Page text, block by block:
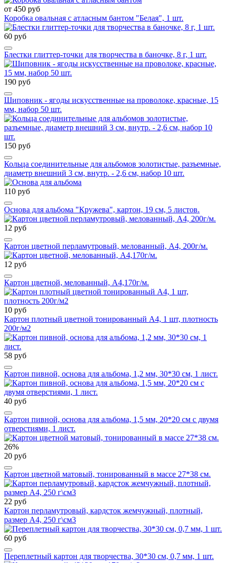
от 450 руб
Коробка овальная с атласным бантом "Белая", 1 шт.
60 руб
Блестки глиттер-точки для творчества в баночке, 8 г, 1 шт.
190 руб
Шиповник - ягоды искусственные на проволоке, красные, 15
мм, набор 50 шт.
150 руб
Кольца соединительные для альбомов золотистые, разъемные,
диаметр внешний 3 см, внутр. - 2,6 см, набор 10 шт.
110 руб
Основа для альбома "Кружева", картон, 19 см, 5 листов.
12 руб
Картон цветной перламутровый, мелованный, А4, 200г/м.
12 руб
Картон цветной, мелованный, А4,170г/м.
10 руб
Картон плотный цветной тонированный А4, 1 шт, плотность
200г/м2
58 руб
Картон пивной, основа для альбома, 1,2 мм, 30*30 см, 1 лист.
40 руб
Картон пивной, основа для альбома, 1,5 мм, 20*20 см с двумя
отверстиями, 1 лист.
26%
20 руб
Картон цветной матовый, тонированный в массе 27*38 см.
22 руб
Картон перламутровый, кардсток жемчужный, плотный,
размер А4, 250 г\см3
60 руб
Переплетный картон для творчества, 30*30 см, 0,7 мм, 1 шт.